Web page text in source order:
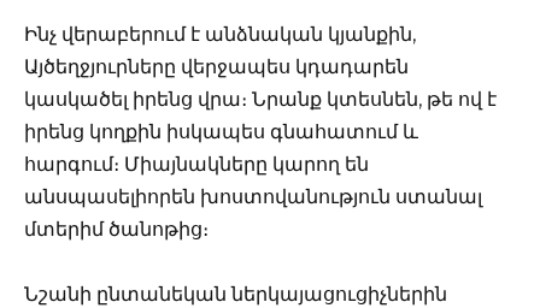
Ինչ վերաբերում է անձնական կյանքին,
Այծեղջյուրները վերջապես կդադարեն
կասկածել իրենց վրա։ Նրանք կտեսնեն, թե ով է
իրենց կողքին իսկապես գնահատում և
հարգում։ Միայնակները կարող են
անսպասելիորեն խոստովանություն ստանալ
մտերիմ ծանոթից։
Նշանի ընտանեկան ներկայացուցիչներին